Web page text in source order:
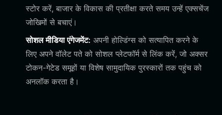
स्टोर करें, बाजार के विकास की प्रतीक्षा करते समय उन्हें एक्सचेंज
जोखिमों से बचाएं।
सोशल मीडिया एंगेजमेंट: अपनी होल्डिंग्स को सत्यापित करने के
लिए अपने वॉलेट पते को सोशल प्लेटफॉर्म से लिंक करें, जो अक्सर
टोकन-गेटेड समूहों या विशेष सामुदायिक पुरस्कारों तक पहुंच को
अनलॉक करता है।